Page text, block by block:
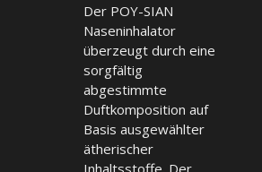
Der POY-SIAN
Naseninhalator
überzeugt durch eine
sorgfältig
abgestimmte
Duftkomposition auf
Basis ausgewählter
ätherischer
Inhaltsstoffe. Der